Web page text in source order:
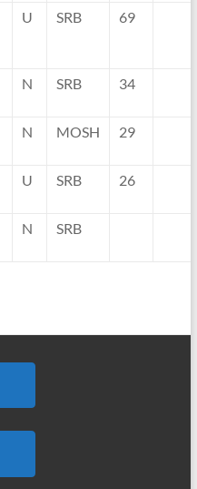
U SRB 69
N SRB 34
N MOSH 29
U SRB 26
N SRB